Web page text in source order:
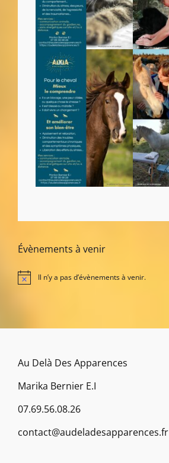
Évènements à venir
N
e
Il n’y a pas d’évènements à venir.
Au Delà Des Apparences
Marika Bernier E.I
07.69.56.08.26
contact@audeladesapparences.fr